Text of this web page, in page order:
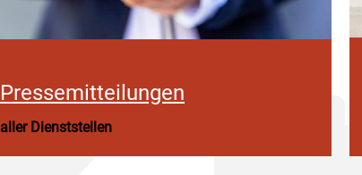
Pressemitteilungen
aller Dienststellen